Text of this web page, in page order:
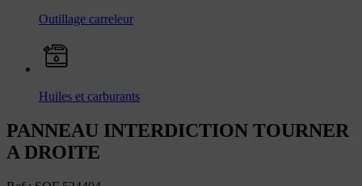
Outillage carreleur
Huiles et carburants
PANNEAU INTERDICTION TOURNER
A DROITE